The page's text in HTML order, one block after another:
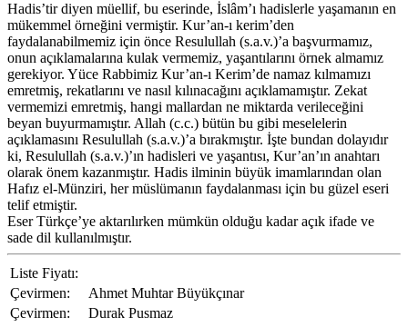
Hadis’tir diyen müellif, bu eserinde, İslâm’ı hadislerle yaşamanın en
mükemmel örneğini vermiştir. Kur’an-ı kerim’den
faydalanabilmemiz için önce Resulullah (s.a.v.)’a başvurmamız,
onun açıklamalarına kulak vermemiz, yaşantılarını örnek almamız
gerekiyor. Yüce Rabbimiz Kur’an-ı Kerim’de namaz kılmamızı
emretmiş, rekatlarını ve nasıl kılınacağını açıklamamıştır. Zekat
vermemizi emretmiş, hangi mallardan ne miktarda verileceğini
beyan buyurmamıştır. Allah (c.c.) bütün bu gibi meselelerin
açıklamasını Resulullah (s.a.v.)’a bırakmıştır. İşte bundan dolayıdır
ki, Resulullah (s.a.v.)’ın hadisleri ve yaşantısı, Kur’an’ın anahtarı
olarak önem kazanmıştır. Hadis ilminin büyük imamlarından olan
Hafız el-Münziri, her müslümanın faydalanması için bu güzel eseri
telif etmiştir.
Eser Türkçe’ye aktarılırken mümkün olduğu kadar açık ifade ve
sade dil kullanılmıştır.
Liste Fiyatı:
Çevirmen:
Ahmet Muhtar Büyükçınar
Çevirmen:
Durak Pusmaz